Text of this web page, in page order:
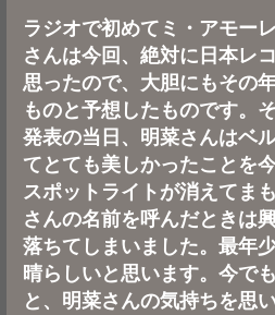
ラジオで初めてミ・アモー
さんは今回、絶対に日本レ
思ったので、大胆にもその
ものと予想したものです。
発表の当日、明菜さんはベ
てとても美しかったことを
スポットライトが消えてま
さんの名前を呼んだときは
落ちてしまいました。最年
晴らしいと思います。今で
と、明菜さんの気持ちを思